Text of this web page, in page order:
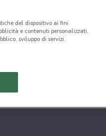
del dispositivo ai fini
e contenuti personalizzati,
sviluppo di servizi.